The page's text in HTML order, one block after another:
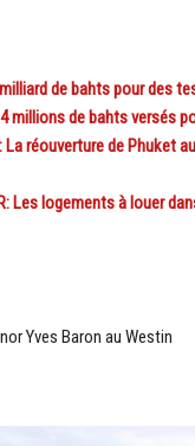
milliard de bahts pour des
millions de bahts
La réouverture de Phuket
Les logements à louer
Yves Baron au Westin